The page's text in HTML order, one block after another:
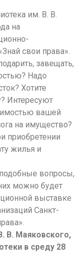
им. В. В.
на
свои права».
завещать,
Надо
Хотите
Интересуют
вашей
на имущество?
приобретении
жилья и
вопросы,
можно будет
выставке
Санкт-
В. Маяковского,
в среду 28